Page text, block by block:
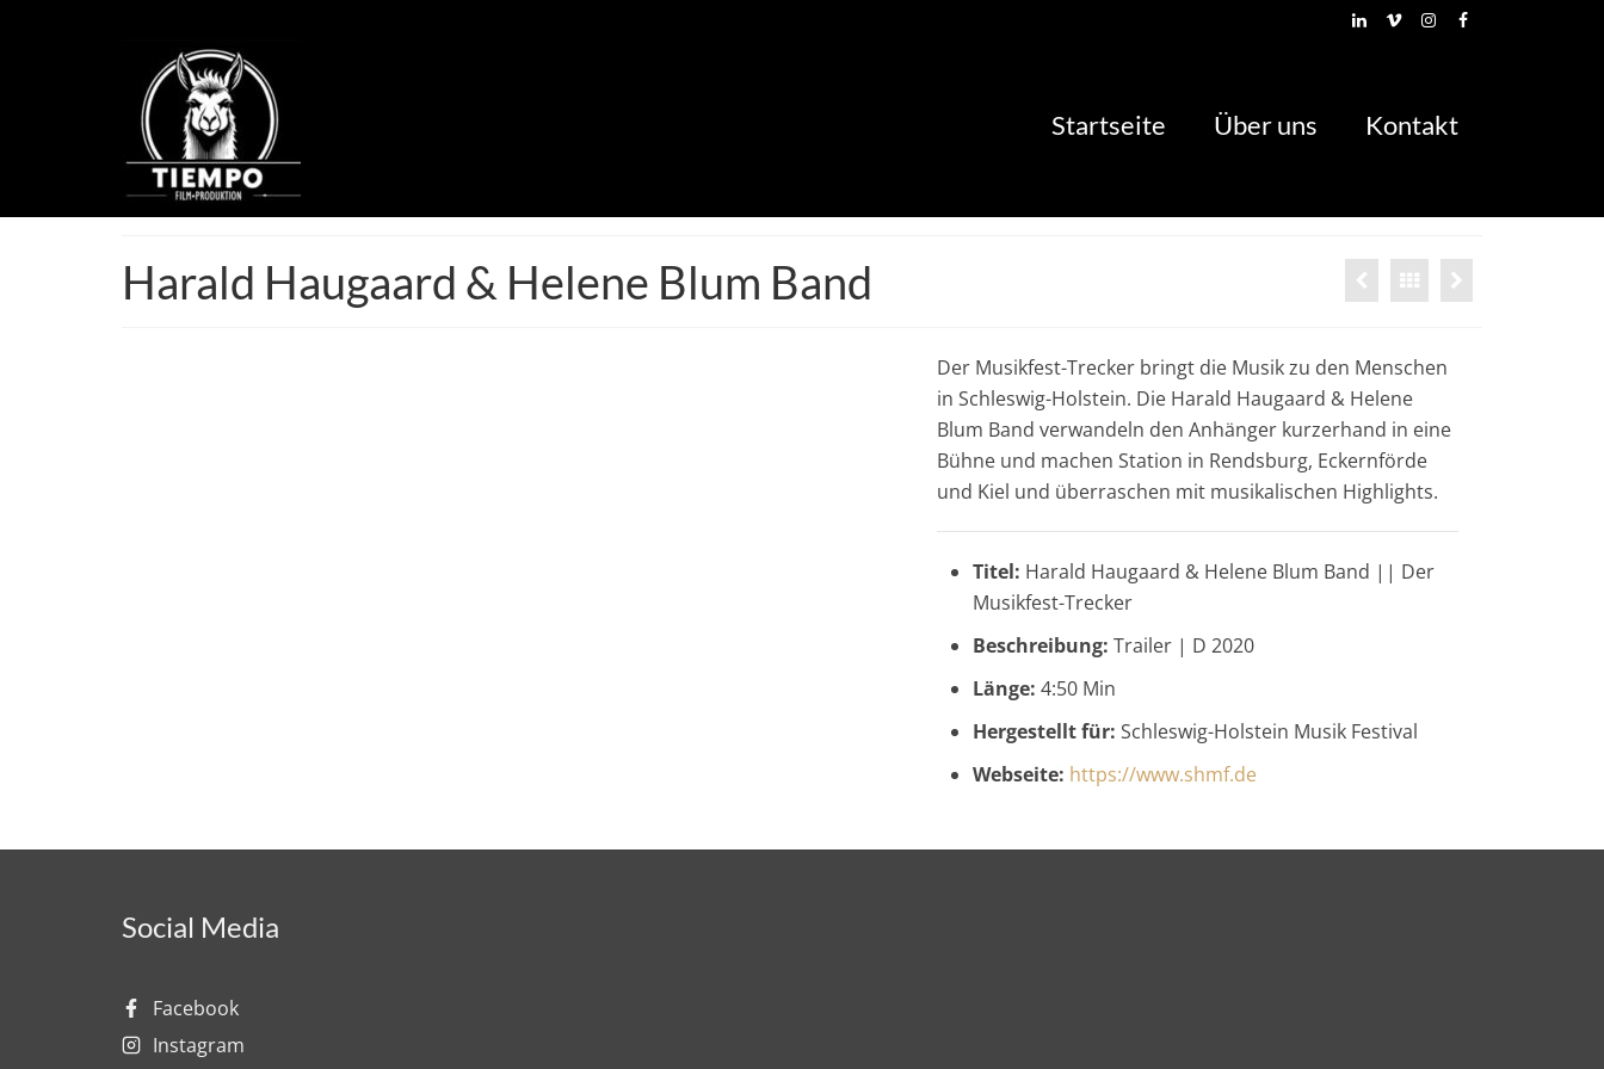
Startseite Über uns Kontakt
Harald Haugaard & Helene Blum Band
Der Musikfest-Trecker bringt die Musik zu den Menschen
in Schleswig-Holstein. Die Harald Haugaard & Helene
Blum Band verwandeln den Anhänger kurzerhand in eine
Bühne und machen Station in Rendsburg, Eckernförde
und Kiel und überraschen mit musikalischen Highlights.
Titel: Harald Haugaard & Helene Blum Band || Der
Musikfest-Trecker
Beschreibung: Trailer | D 2020
Länge: 4:50 Min
Hergestellt für: Schleswig-Holstein Musik Festival
Webseite: https://www.shmf.de
Social Media
Facebook
Instagram